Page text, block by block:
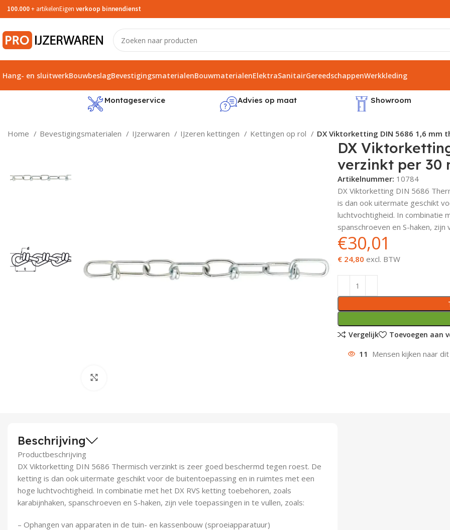
100.000+ artikelenEigen verkoop binnendienst
Hang- en sluitwerkBouwbeslagBevestigingsmaterialenBouwmaterialenElektraSanitairGereedschappenWerkkleding
Montageservice Advies op maat Showroom
Home Bevestigingsmaterialen IJzerwaren IJzeren kettingen Kettingen op rol DX Viktorketting DIN 5686 1,6 mm
DX
verzinkt per 30
Artikelnummer: 10784
DX Viktorketting DIN 5686
is dan ook uitermate geschikt
luchtvochtigheid. In combinatie
spanschroeven en S-haken,
€30,01
€ 24,80 excl. BTW
Vergelijk Toevoegen aan
11 Mensen kijken naar
Beschrijving
Productbeschrijving
DX Viktorketting DIN 5686 Thermisch verzinkt is zeer goed beschermd tegen roest. De
ketting is dan ook uitermate geschikt voor de buitentoepassing en in ruimtes met een
hoge luchtvochtigheid. In combinatie met het DX RVS ketting toebehoren, zoals
karabijnhaken, spanschroeven en S-haken, zijn vele toepassingen in te vullen, zoals:
– Ophangen van apparaten in de tuin- en kassenbouw (sproeiapparatuur)